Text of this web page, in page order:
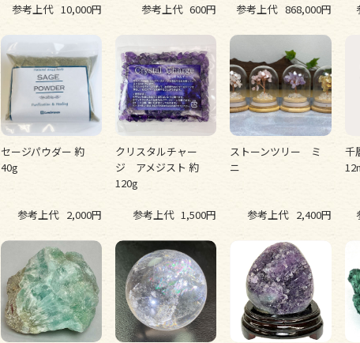
参考上代 10,000円 参考上代 600円 参考上代 868,000円
セージパウダー 約
40g
参考上代 2,000円
クリスタルチャー
ジ アメジスト 約
120g
参考上代 1,500円
ストーンツリー ミ
ニ
参考上代 2,400円
千